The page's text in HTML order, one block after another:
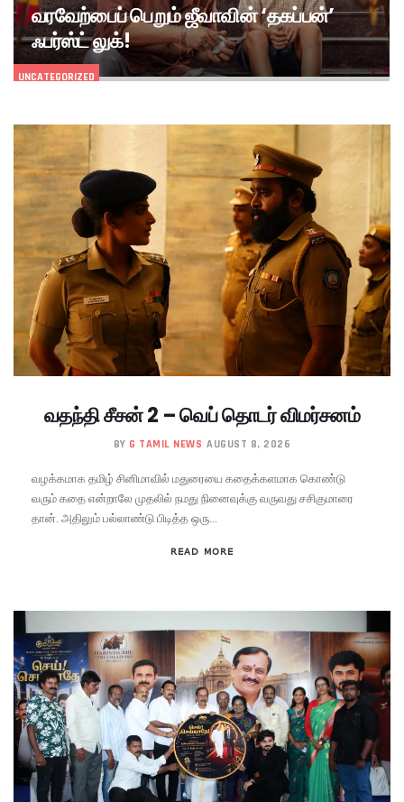
UNCATEGORIZED
வரவேற்பைப் பெறும் ஜீவாவின் ‘தகப்பன்’
ஃபர்ஸ்ட் லுக்!
வதந்தி சீசன் 2 – வெப் தொடர் விமர்சனம்
BY G TAMIL NEWS AUGUST 8, 2026
வழக்கமாக தமிழ் சினிமாவில் மதுரையை கதைக்களமாக கொண்டு
வரும் கதை என்றாலே முதலில் நமது நினைவுக்கு வருவது சசிகுமாரை
தான். அதிலும் பல்லாண்டு பிடித்த ஒரு...
READ MORE